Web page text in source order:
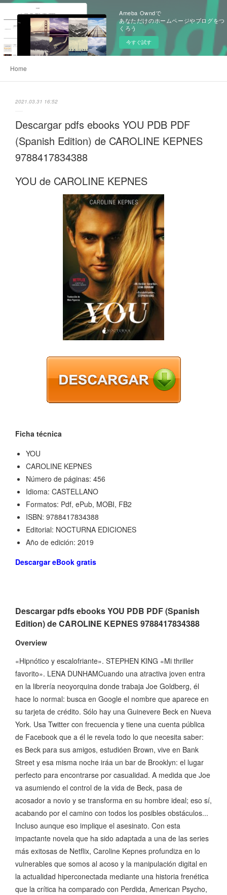
Ameba Owndで
あなただけのホームページやブログをつ
くろう
今すぐ試す
Home
2021.03.31 16:52
Descargar pdfs ebooks YOU PDB PDF
(Spanish Edition) de CAROLINE KEPNES
9788417834388
YOU de CAROLINE KEPNES
Ficha técnica
YOU
CAROLINE KEPNES
Número de páginas: 456
Idioma: CASTELLANO
Formatos: Pdf, ePub, MOBI, FB2
ISBN: 9788417834388
Editorial: NOCTURNA EDICIONES
Año de edición: 2019
Descargar eBook gratis
Descargar pdfs ebooks YOU PDB PDF (Spanish
Edition) de CAROLINE KEPNES 9788417834388
Overview
«Hipnótico y escalofriante». STEPHEN KING «Mi thriller
favorito». LENA DUNHAMCuando una atractiva joven entra
en la librería neoyorquina donde trabaja Joe Goldberg, él
hace lo normal: busca en Google el nombre que aparece en
su tarjeta de crédito. Sólo hay una Guinevere Beck en Nueva
York. Usa Twitter con frecuencia y tiene una cuenta pública
de Facebook que a él le revela todo lo que necesita saber:
es Beck para sus amigos, estudióen Brown, vive en Bank
Street y esa misma noche iráa un bar de Brooklyn: el lugar
perfecto para encontrarse por casualidad. A medida que Joe
va asumiendo el control de la vida de Beck, pasa de
acosador a novio y se transforma en su hombre ideal; eso sí,
acabando por el camino con todos los posibles obstáculos...
Incluso aunque eso implique el asesinato. Con esta
impactante novela que ha sido adaptada a una de las series
más exitosas de Netflix, Caroline Kepnes profundiza en lo
vulnerables que somos al acoso y la manipulación digital en
la actualidad hiperconectada mediante una historia frenética
que la crítica ha comparado con Perdida, American Psycho,